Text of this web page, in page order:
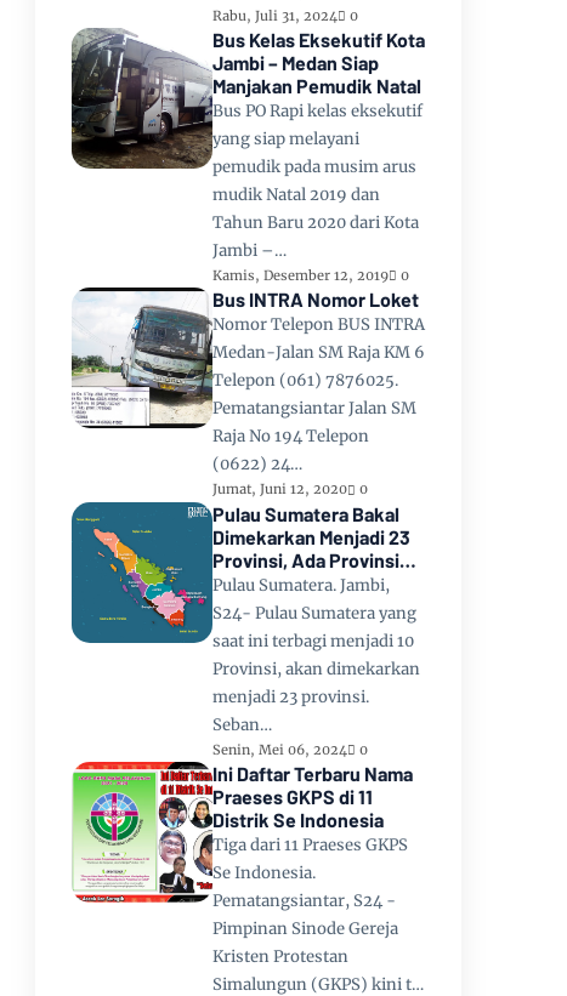
Rabu, Juli 31, 2024 0
Bus Kelas Eksekutif Kota
Jambi – Medan Siap
Manjakan Pemudik Natal
Bus PO Rapi kelas eksekutif
yang siap melayani
pemudik pada musim arus
mudik Natal 2019 dan
Tahun Baru 2020 dari Kota
Jambi –…
Kamis, Desember 12, 2019 0
Bus INTRA Nomor Loket
Nomor Telepon BUS INTRA
Medan-Jalan SM Raja KM 6
Telepon (061) 7876025.
Pematangsiantar Jalan SM
Raja No 194 Telepon
(0622) 24…
Jumat, Juni 12, 2020 0
Pulau Sumatera Bakal
Dimekarkan Menjadi 23
Provinsi, Ada Provinsi
Toba Raya dan Provinsi
Tapanuli
Pulau Sumatera. Jambi,
S24- Pulau Sumatera yang
saat ini terbagi menjadi 10
Provinsi, akan dimekarkan
menjadi 23 provinsi.
Seban…
Senin, Mei 06, 2024 0
Ini Daftar Terbaru Nama
Praeses GKPS di 11
Distrik Se Indonesia
Tiga dari 11 Praeses GKPS
Se Indonesia.
Pematangsiantar, S24 -
Pimpinan Sinode Gereja
Kristen Protestan
Simalungun (GKPS) kini t…